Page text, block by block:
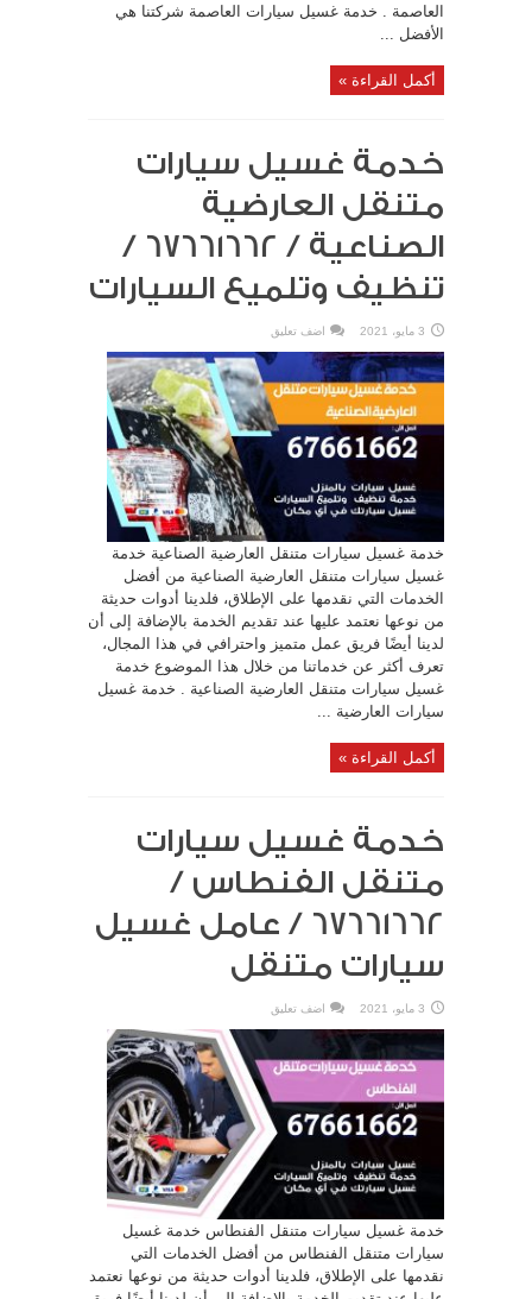
العاصمة . خدمة غسيل سيارات العاصمة شركتنا هي
الأفضل ...
أكمل القراءة »
خدمة غسيل سيارات
متنقل العارضية
الصناعية / 67661662 /
تنظيف وتلميع السيارات
3 مايو، 2021 اضف تعليق
خدمة غسيل سيارات متنقل العارضية الصناعية خدمة
غسيل سيارات متنقل العارضية الصناعية من أفضل
الخدمات التي نقدمها على الإطلاق، فلدينا أدوات حديثة
من نوعها نعتمد عليها عند تقديم الخدمة بالإضافة إلى أن
لدينا أيضًا فريق عمل متميز واحترافي في هذا المجال،
تعرف أكثر عن خدماتنا من خلال هذا الموضوع خدمة
غسيل سيارات متنقل العارضية الصناعية . خدمة غسيل
سيارات العارضية ...
أكمل القراءة »
خدمة غسيل سيارات
متنقل الفنطاس /
67661662 / عامل غسيل
سيارات متنقل
3 مايو، 2021 اضف تعليق
خدمة غسيل سيارات متنقل الفنطاس خدمة غسيل
سيارات متنقل الفنطاس من أفضل الخدمات التي
نقدمها على الإطلاق، فلدينا أدوات حديثة من نوعها نعتمد